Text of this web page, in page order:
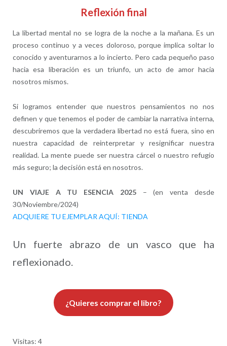
Reflexión final
La libertad mental no se logra de la noche a la mañana. Es un
proceso continuo y a veces doloroso, porque implica soltar lo
conocido y aventurarnos a lo incierto. Pero cada pequeño paso
hacia esa liberación es un triunfo, un acto de amor hacia
nosotros mismos.
Si logramos entender que nuestros pensamientos no nos
definen y que tenemos el poder de cambiar la narrativa interna,
descubriremos que la verdadera libertad no está fuera, sino en
nuestra capacidad de reinterpretar y resignificar nuestra
realidad. La mente puede ser nuestra cárcel o nuestro refugio
más seguro; la decisión está en nosotros.
UN VIAJE A TU ESENCIA 2025– (en venta desde
30/Noviembre/2024)
ADQUIERE TU EJEMPLAR AQUÍ: TIENDA
Un fuerte abrazo de un vasco que ha
reflexionado.
¿Quieres comprar el libro?
Visitas: 4